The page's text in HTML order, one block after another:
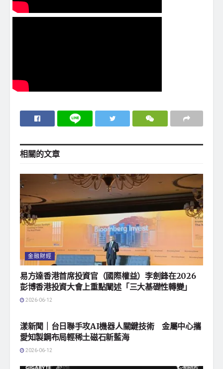
相關的文章
金融財經
易方達香港首席投資官（國際權益）李劍鋒在2026
彭博香港投資大會上重點闡述「三大基礎性轉變」
2026-06-12
漾新聞｜台日聯手攻AI機器人關鍵技術 金屬中心攜
愛知製鋼布局輕稀土磁石新藍海
2026-06-12